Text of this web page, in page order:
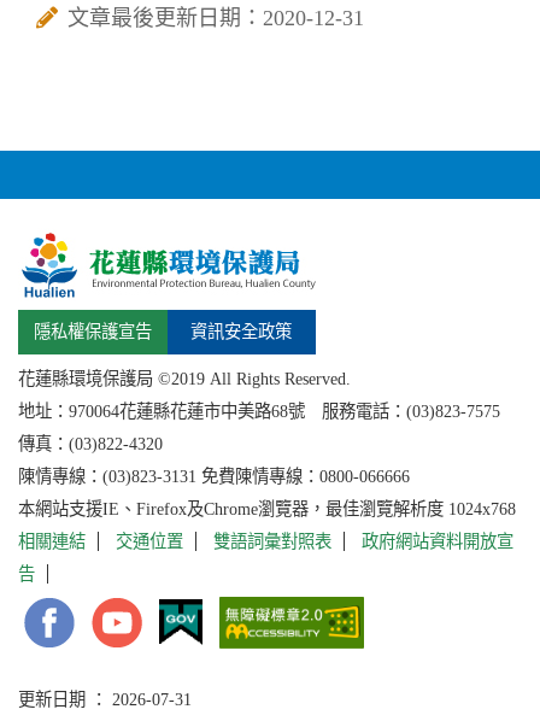
文章最後更新日期：2020-12-31
隱私權保護宣告 資訊安全政策
花蓮縣環境保護局 ©2019 All Rights Reserved.
地址： 970064花蓮縣花蓮市中美路68號 服務電話：(03)823-7575
傳真：(03)822-4320
陳情專線：(03)823-3131 免費陳情專線：0800-066666
本網站支援IE、Firefox及Chrome瀏覽器，最佳瀏覽解析度 1024x768
相關連結
交通位置 雙語詞彙對照表
政府網站資料開放宣
告
更新日期 ： 2026-07-31